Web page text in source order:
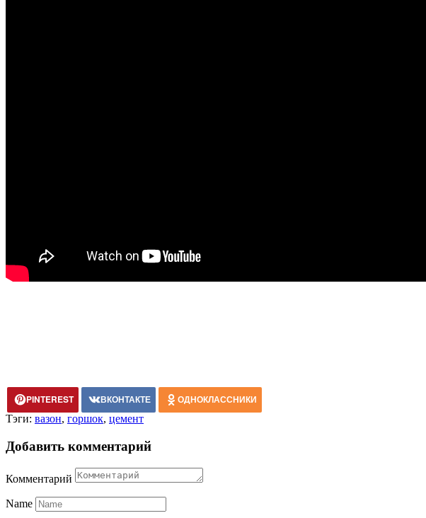
PINTEREST ВКОНТАКТЕ ОДНОКЛАССНИКИ
Тэги: вазон, горшок, цемент
Добавить комментарий
Комментарий
Name